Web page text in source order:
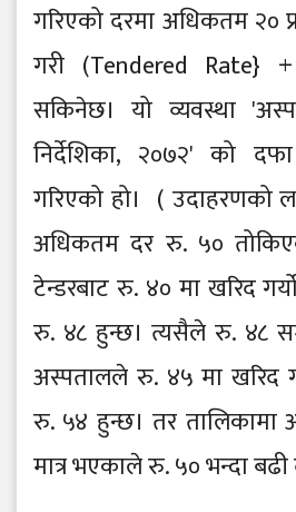
गरिएको दरमा अधिकतम २०
गरी (Tendered Rate}
सकिनेछ। यो व्यवस्था
निर्देशिका, २०७२' को
गरिएको हो। ( उदाहरणको
अधिकतम दर रु. ५०
टेन्डरबाट रु. ४० मा खरिद
रु. ४८ हुन्छ। त्यसैले रु. ४८
अस्पतालले रु. ४५ मा खरिद
रु. ५४ हुन्छ। तर
मात्र भएकाले रु. ५० भन्दा बढी